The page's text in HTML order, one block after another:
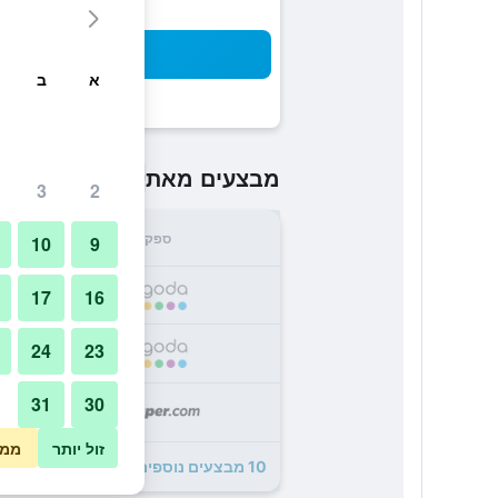
מבצעים מאת₪420
ספק
10 מבצעים נוספים ל25hours hotel Bikini Berlin
א ב
2
3
9
10
16
17
23
24
30
31
זול יותר